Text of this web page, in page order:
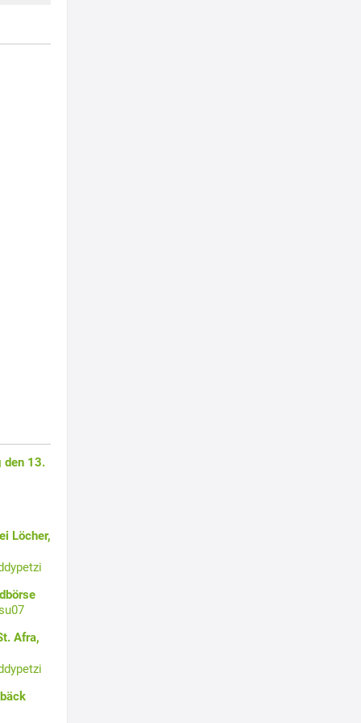
den 13.
Löcher,
Afra,